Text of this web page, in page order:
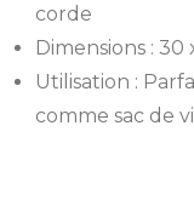
corde
Dimensions : 30
Utilisation :
comme sac de